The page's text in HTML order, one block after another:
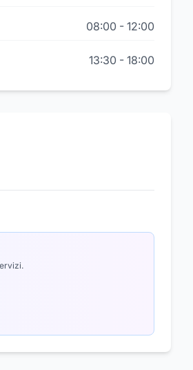
08:00 - 12:00
13:30 - 18:00